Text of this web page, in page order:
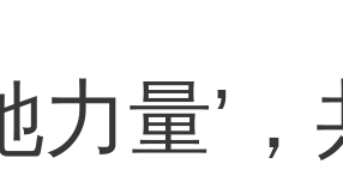
力量’